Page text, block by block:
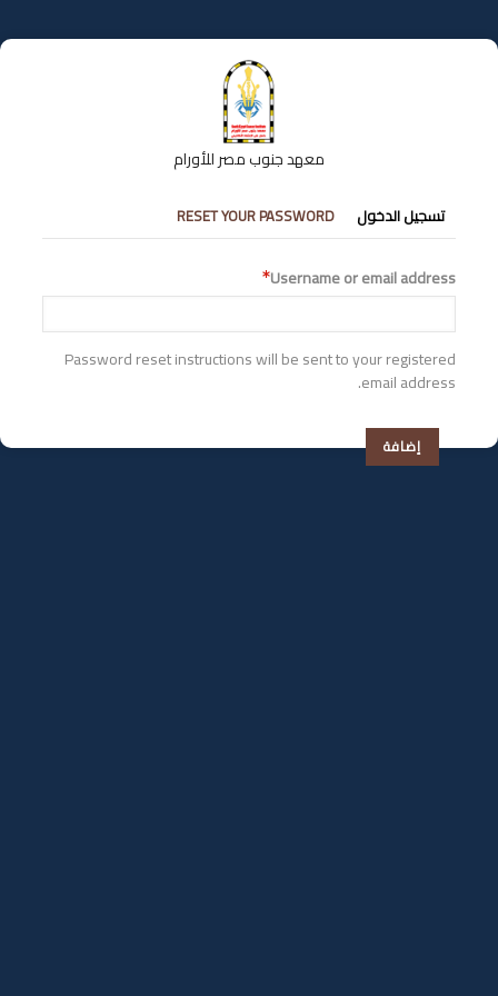
إلى
المحتوى
معهد جنوب مصر للأورام
التبويبات
الأساسية
تسجيل الدخول RESET YOUR PASSWORD
Username or email address
Password reset instructions will be sent to your registered
email address.